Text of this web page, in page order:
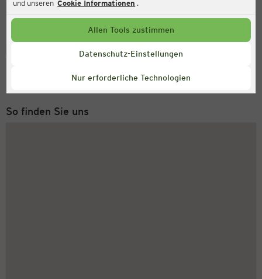
und unseren Cookie Informationen .
Allen Tools zustimmen
Datenschutz-Einstellungen
Nur erforderliche Technologien
Service Hotline
Montag bis Freitag 8-18 Uhr
So finden Sie uns